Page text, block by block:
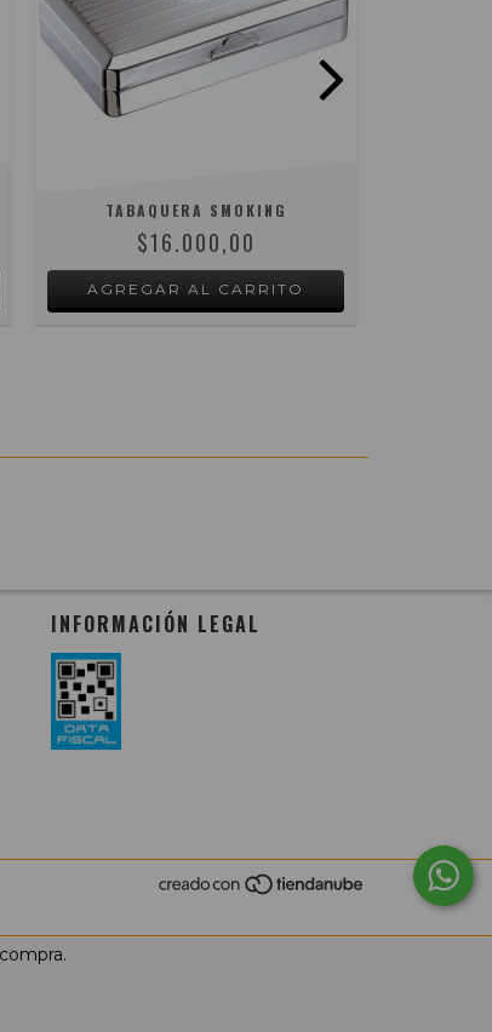
TABAQUERA SMOKING
$16.000,00
INFORMACIÓN LEGAL